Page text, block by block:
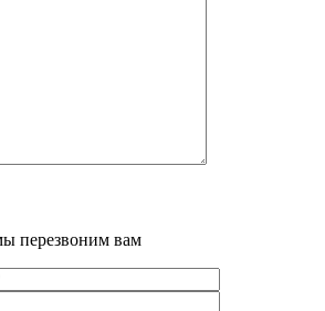
перезвоним вам